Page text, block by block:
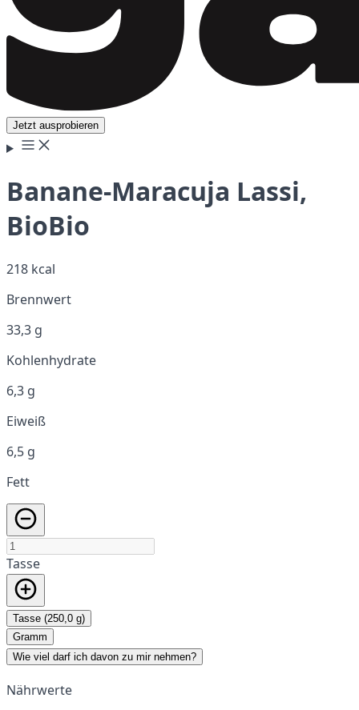
Jetzt ausprobieren
Banane-Maracuja Lassi,
BioBio
218 kcal
Brennwert
33,3 g
Kohlenhydrate
6,3 g
Eiweiß
6,5 g
Fett
Tasse
Tasse (250,0 g)
Gramm
Wie viel darf ich davon zu mir nehmen?
Nährwerte